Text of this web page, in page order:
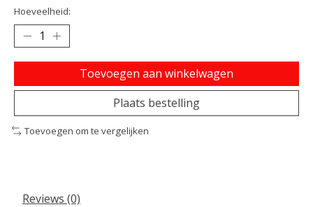
Hoeveelheid:
Toevoegen aan winkelwagen
Plaats bestelling
Toevoegen om te vergelijken
Reviews (0)